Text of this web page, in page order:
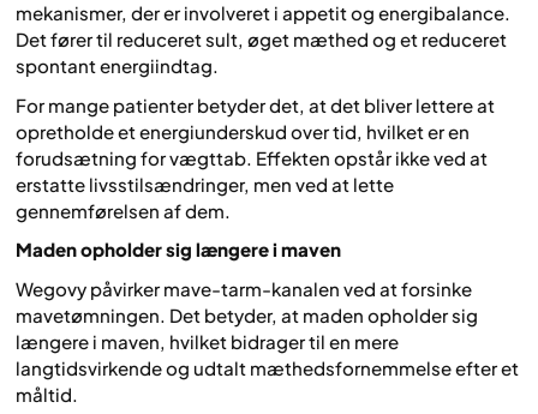
mekanismer, der er involveret i appetit og energibalance.
Det fører til reduceret sult, øget mæthed og et reduceret
spontant energiindtag.
For mange patienter betyder det, at det bliver lettere at
opretholde et energiunderskud over tid, hvilket er en
forudsætning for vægttab. Effekten opstår ikke ved at
erstatte livsstilsændringer, men ved at lette
gennemførelsen af dem.
Maden opholder sig længere i maven
Wegovy påvirker mave-tarm-kanalen ved at forsinke
mavetømningen. Det betyder, at maden opholder sig
længere i maven, hvilket bidrager til en mere
langtidsvirkende og udtalt mæthedsfornemmelse efter et
måltid.